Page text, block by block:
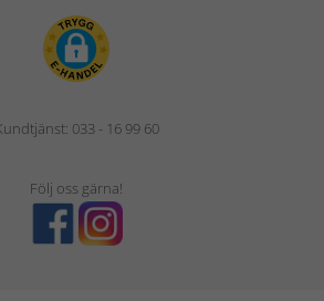
033 - 16 99 60
Följ oss gärna!